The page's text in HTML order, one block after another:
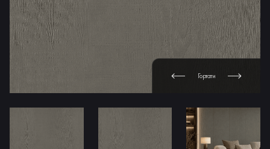
Гортати